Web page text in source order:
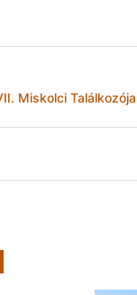
Miskolci Találkozója